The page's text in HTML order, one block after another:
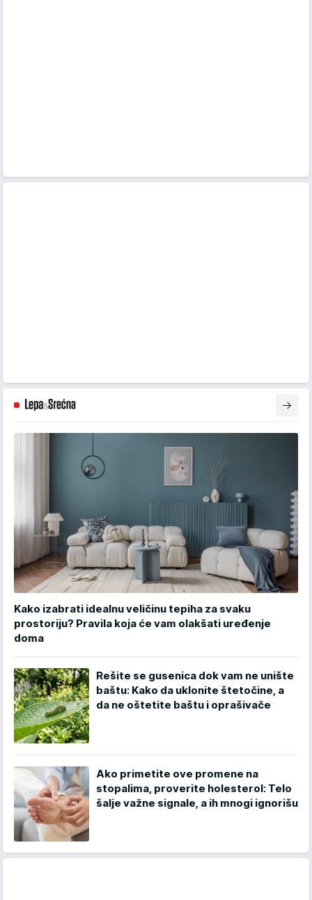
Kako izabrati idealnu veličinu tepiha za svaku
prostoriju? Pravila koja će vam olakšati uređenje
doma
Rešite se gusenica dok vam ne unište
baštu: Kako da uklonite štetočine, a
da ne oštetite baštu i oprašivače
Ako primetite ove promene na
stopalima, proverite holesterol: Telo
šalje važne signale, a ih mnogi ignorišu